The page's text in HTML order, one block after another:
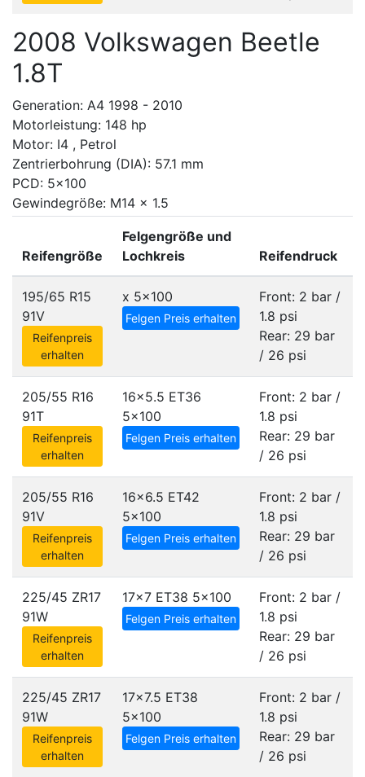
2008 Volkswagen Beetle
1.8T
Generation: A4 1998 - 2010
Motorleistung: 148 hp
Motor: I4 , Petrol
Zentrierbohrung (DIA): 57.1 mm
PCD: 5x100
Gewindegröße: M14 x 1.5
Reifengröße
Felgengröße und
Lochkreis
Reifendruck
195/65 R15
91V
Reifenpreis
erhalten
x 5x100
Felgen Preis erhalten
Front: 2 bar /
1.8 psi
Rear: 29 bar
/ 26 psi
205/55 R16
91T
Reifenpreis
erhalten
16x5.5 ET36
5x100
Felgen Preis erhalten
Front: 2 bar /
1.8 psi
Rear: 29 bar
/ 26 psi
205/55 R16
91V
Reifenpreis
erhalten
16x6.5 ET42
5x100
Felgen Preis erhalten
Front: 2 bar /
1.8 psi
Rear: 29 bar
/ 26 psi
225/45 ZR17
91W
Reifenpreis
erhalten
17x7 ET38 5x100
Felgen Preis erhalten
Front: 2 bar /
1.8 psi
Rear: 29 bar
/ 26 psi
225/45 ZR17
91W
Reifenpreis
erhalten
17x7.5 ET38
5x100
Felgen Preis erhalten
Front: 2 bar /
1.8 psi
Rear: 29 bar
/ 26 psi